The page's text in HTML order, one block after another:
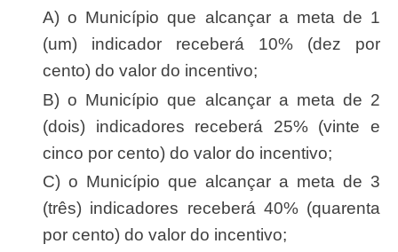
a) o Município que alcançar a meta de 1
(um) indicador receberá 10% (dez por
cento) do valor do incentivo;
b) o Município que alcançar a meta de 2
(dois) indicadores receberá 25% (vinte e
cinco por cento) do valor do incentivo;
c) o Município que alcançar a meta de 3
(três) indicadores receberá 40% (quarenta
por cento) do valor do incentivo;